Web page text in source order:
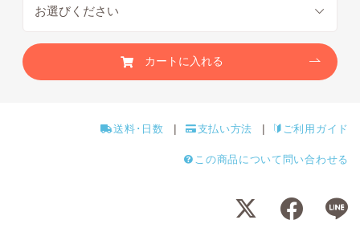
カートに入れる
送料･日数 支払い方法 ご利用ガイド
この商品について問い合わせる